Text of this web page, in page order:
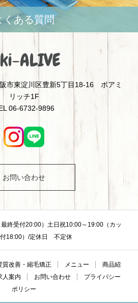
くある質問
市東淀川区豊新5丁目18-16 ボアミ
リッチ1F
06-6732-9896
お問い合わせ
終受付20:00）土日祝10:00～19:00（カッ
付18:00）/定休日 不定休
質改善・縮毛矯正 メニュー
商品紹
人案内 お問い合わせ
プライバシー
ポリシー